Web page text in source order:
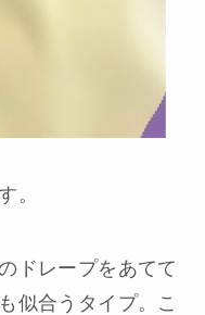
。
ドレープをあてて
似合うタイプ。こ